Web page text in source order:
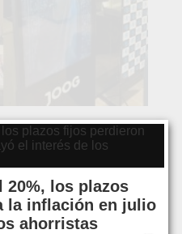
20%, los plazos
la inflación en julio
ahorristas